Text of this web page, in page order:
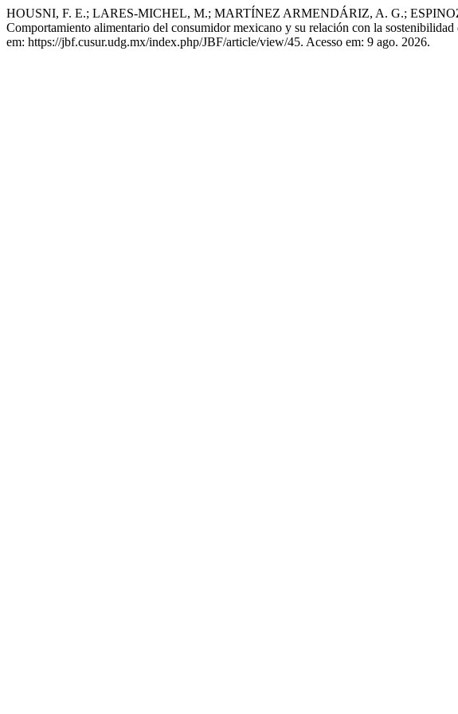
HOUSNI, F. E.; LARES-MICHEL, M.; MARTÍNEZ ARMENDÁRIZ, A. G.;
Comportamiento alimentario del consumidor mexicano y su relación con la sostenibilidad
em: https://jbf.cusur.udg.mx/index.php/JBF/article/view/45. Acesso em: 9 ago. 2026.